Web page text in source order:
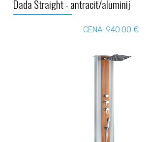
Dada Straight - antracit/aluminij
CENA: 940.00 €